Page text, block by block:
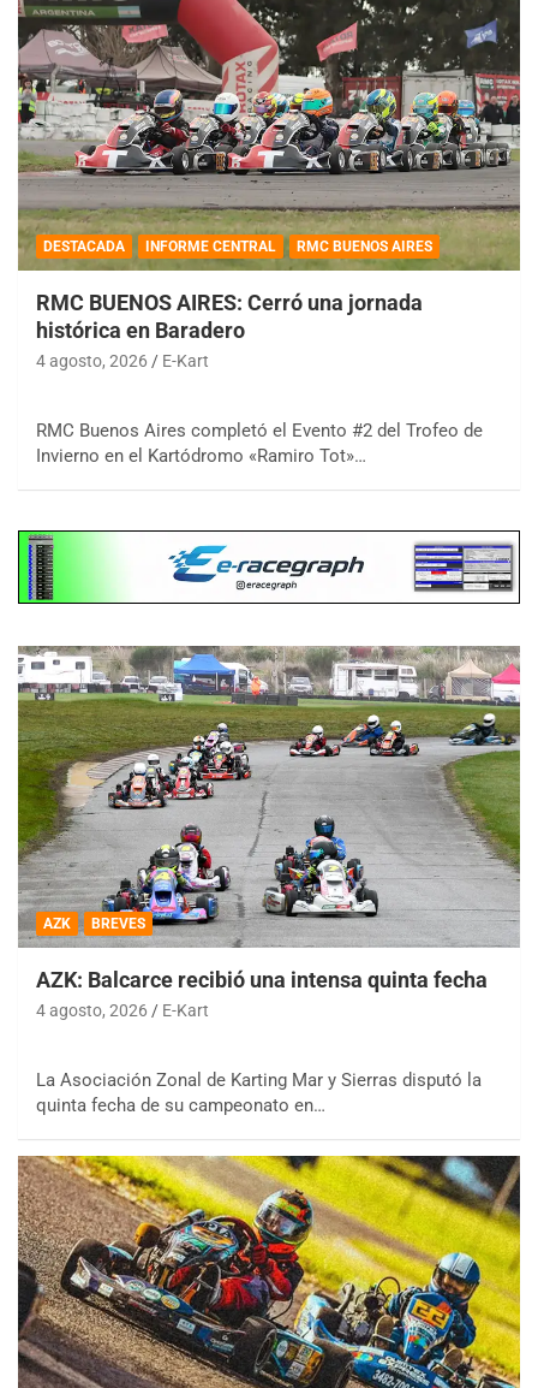
DESTACADA INFORME CENTRAL RMC BUENOS AIRES
RMC BUENOS AIRES: Cerró una jornada
histórica en Baradero
4 agosto, 2026 E-Kart
RMC Buenos Aires completó el Evento #2 del Trofeo de
Invierno en el Kartódromo «Ramiro Tot»…
AZK BREVES
AZK: Balcarce recibió una intensa quinta fecha
4 agosto, 2026 E-Kart
La Asociación Zonal de Karting Mar y Sierras disputó la
quinta fecha de su campeonato en…